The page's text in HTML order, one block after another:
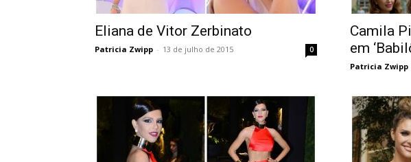
Eliana de Vitor Zerbinato
Patricia Zwipp - 13 de julho de 2015 0
Camila
em
Patricia Zwipp